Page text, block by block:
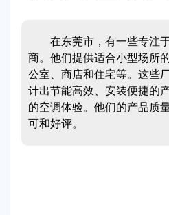
在东莞市，有一些专注
商。他们提供适合小型场所
公室、商店和住宅等。这些
计出节能高效、安装便捷的
的空调体验。他们的产品质
可和好评。